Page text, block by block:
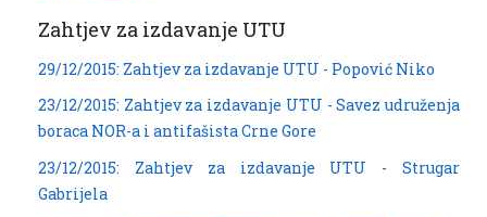
Zahtjev za izdavanje UTU
29/12/2015: Zahtjev za izdavanje UTU - Popović Niko
23/12/2015: Zahtjev za izdavanje UTU - Savez udruženja
boraca NOR-a i antifašista Crne Gore
23/12/2015: Zahtjev za izdavanje UTU - Strugar
Gabrijela